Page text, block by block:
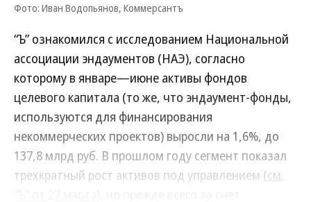
Фото: Иван Водопьянов, Коммерсантъ
“Ъ” ознакомился с исследованием Национальной
ассоциации эндаументов (НАЭ), согласно
которому в январе—июне активы фондов
целевого капитала (то же, что эндаумент-фонды,
используются для финансирования
некоммерческих проектов) выросли на 1,6%, до
137,8 млрд руб. В прошлом году сегмент показал
трехкратный рост активов под управлением (см.